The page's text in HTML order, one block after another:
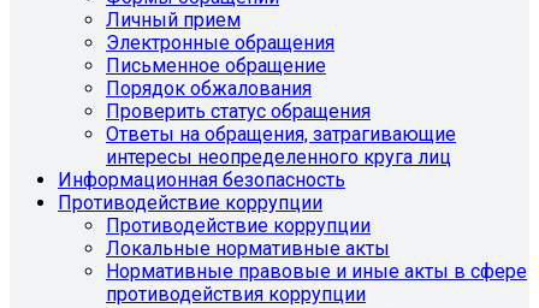
Личный прием
Электронные обращения
Письменное обращение
Порядок обжалования
Проверить статус обращения
Ответы на обращения, затрагивающие
интересы неопределенного круга лиц
Информационная безопасность
Противодействие коррупции
Противодействие коррупции
Локальные нормативные акты
Нормативные правовые и иные акты в сфере
противодействия коррупции